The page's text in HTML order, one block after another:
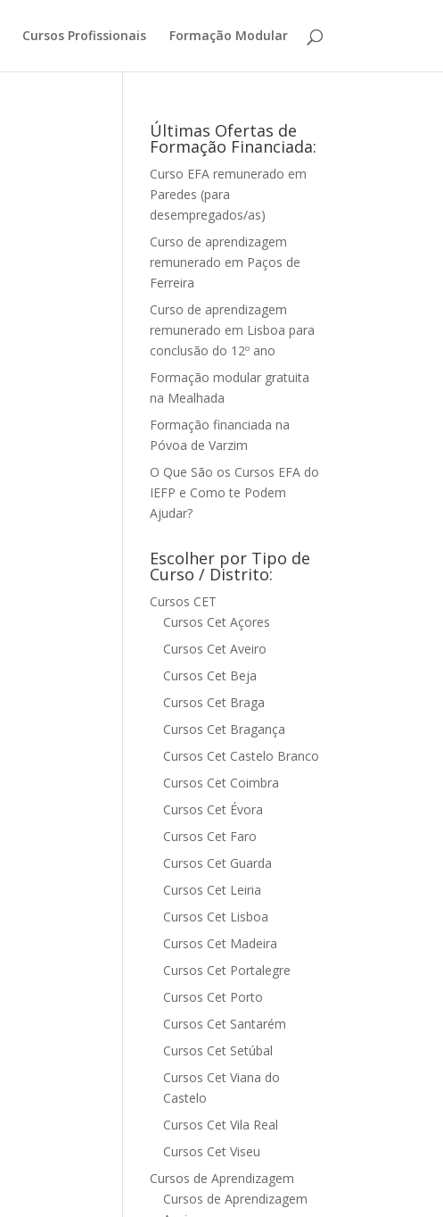
Cursos Profissionais Formação Modular
Últimas Ofertas de
Formação Financiada:
Curso EFA remunerado em
Paredes (para
desempregados/as)
Curso de aprendizagem
remunerado em Paços de
Ferreira
Curso de aprendizagem
remunerado em Lisboa para
conclusão do 12º ano
Formação modular gratuita
na Mealhada
Formação financiada na
Póvoa de Varzim
O Que São os Cursos EFA do
IEFP e Como te Podem
Ajudar?
Escolher por Tipo de
Curso / Distrito:
Cursos CET
Cursos Cet Açores
Cursos Cet Aveiro
Cursos Cet Beja
Cursos Cet Braga
Cursos Cet Bragança
Cursos Cet Castelo Branco
Cursos Cet Coimbra
Cursos Cet Évora
Cursos Cet Faro
Cursos Cet Guarda
Cursos Cet Leiria
Cursos Cet Lisboa
Cursos Cet Madeira
Cursos Cet Portalegre
Cursos Cet Porto
Cursos Cet Santarém
Cursos Cet Setúbal
Cursos Cet Viana do
Castelo
Cursos Cet Vila Real
Cursos Cet Viseu
Cursos de Aprendizagem
Cursos de Aprendizagem